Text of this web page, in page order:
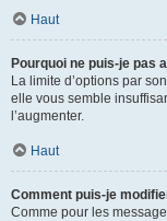
Haut
Pourquoi ne puis-je pas
La limite d’options par
elle vous semble
l’augmenter.
Haut
Comment puis-je
Comme pour les